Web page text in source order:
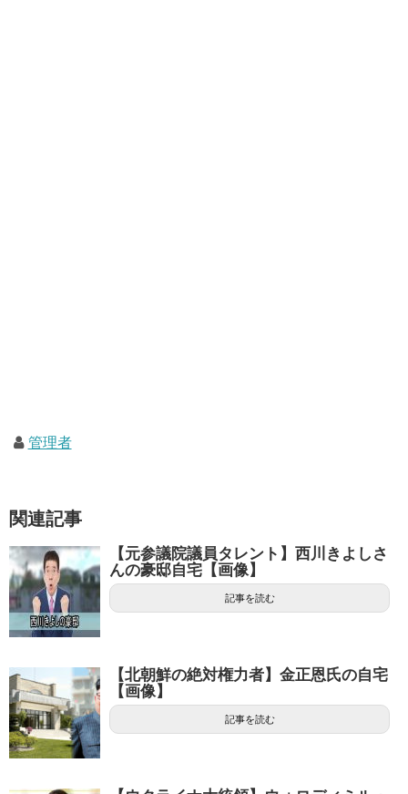
管理者
関連記事
【元参議院議員タレント】西川きよしさ
んの豪邸自宅【画像】
記事を読む
【北朝鮮の絶対権力者】金正恩氏の自宅
【画像】
記事を読む